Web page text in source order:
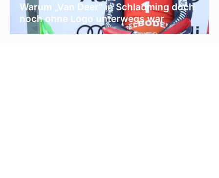
Warum „Van Deer“ in Schladming doch
noch ohne Logo unterwegs war